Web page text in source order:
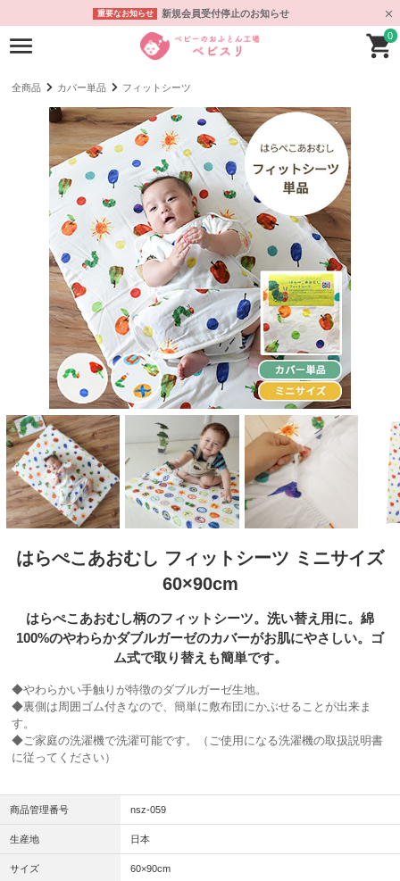
重要なお知らせ 新規会員受付停止のお知らせ
0
全商品 カバー単品 フィットシーツ
はらぺこあおむし フィットシーツ ミニサイズ
60×90cm
はらぺこあおむし柄のフィットシーツ。洗い替え用に。綿
100%のやわらかダブルガーゼのカバーがお肌にやさしい。ゴ
ム式で取り替えも簡単です。
◆やわらかい手触りが特徴のダブルガーゼ生地。
◆裏側は周囲ゴム付きなので、簡単に敷布団にかぶせることが出来ま
す。
◆ご家庭の洗濯機で洗濯可能です。（ご使用になる洗濯機の取扱説明書
に従ってください）
商品管理番号 nsz-059
生産地 日本
サイズ 60×90cm